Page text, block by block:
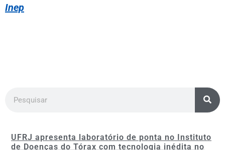
Inep
UFRJ apresenta laboratório de ponta no Instituto
de Doenças do Tórax com tecnologia inédita no